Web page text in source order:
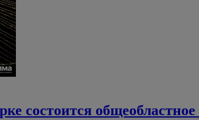
состоится